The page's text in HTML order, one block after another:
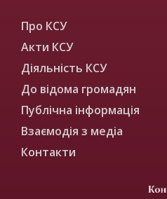
Про КСУ
Акти КСУ
Діяльність КСУ
До відома громадян
Публічна інформація
Взаємодія з медіа
Контакти